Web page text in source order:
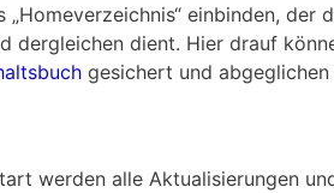
„Homeverzeichnis“ einbinden, der
dergleichen dient. Hier drauf
gesichert und abgeglichen
werden alle Aktualisierungen